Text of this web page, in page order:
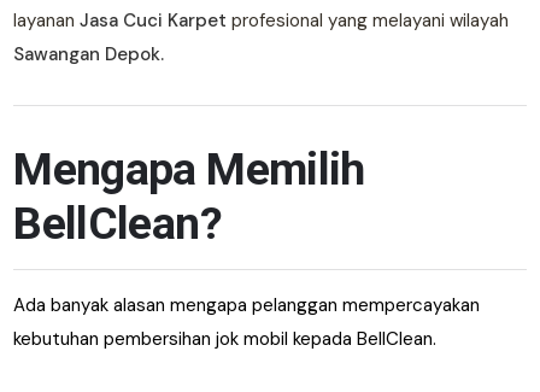
layananJasa Cuci Karpet profesional yang melayani wilayah
Sawangan Depok.
Mengapa Memilih
BellClean?
Ada banyak alasan mengapa pelanggan mempercayakan
kebutuhan pembersihan jok mobil kepada BellClean.